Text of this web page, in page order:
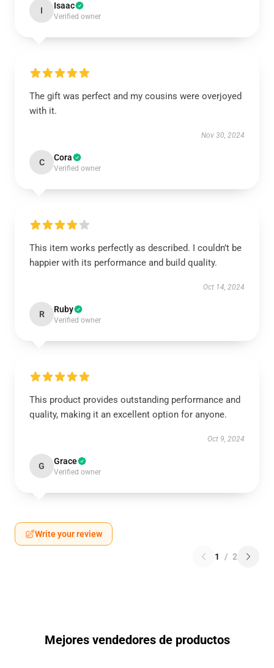
I Isaac
Verified owner
The gift was perfect and my cousins were overjoyed
with it.
Nov 30, 2024
C Cora
Verified owner
This item works perfectly as described. I couldn’t be
happier with its performance and build quality.
Oct 14, 2024
R Ruby
Verified owner
This product provides outstanding performance and
quality, making it an excellent option for anyone.
Oct 9, 2024
G Grace
Verified owner
Write your review
1 / 2
Mejores vendedores de productos